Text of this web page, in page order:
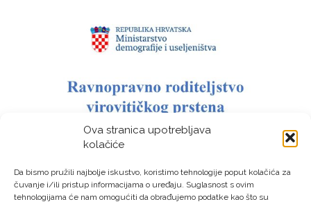
Ova stranica upotrebljava
kolačiće
Da bismo pružili najbolje iskustvo, koristimo tehnologije poput kolačića za
čuvanje i/ili pristup informacijama o uređaju. Suglasnost s ovim
tehnologijama će nam omogućiti da obrađujemo podatke kao što su